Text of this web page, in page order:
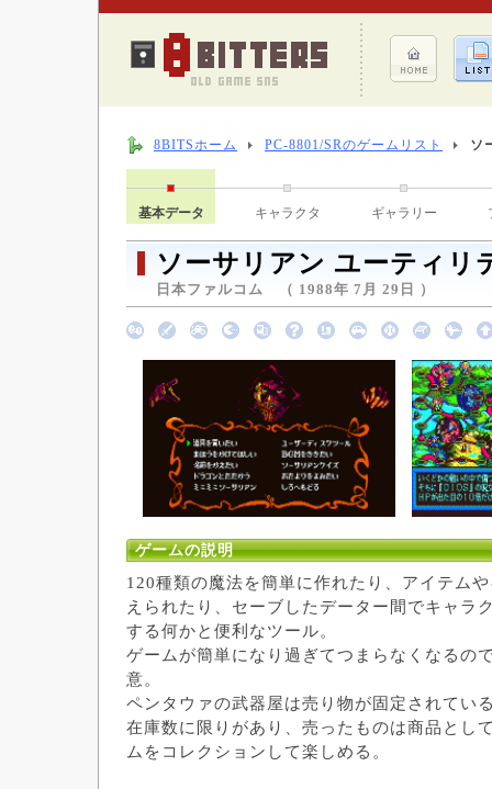
8BITSホーム PC-8801/SRのゲームリスト ソ
基本データ キャラクタ ギャラリー
ソーサリアン ユーティリ
日本ファルコム （ 1988年 7月 29日 ）
ゲームの説明
120種類の魔法を簡単に作れたり、アイテム
えられたり、セーブしたデーター間でキャラ
する何かと便利なツール。
ゲームが簡単になり過ぎてつまらなくなるの
意。
ペンタウァの武器屋は売り物が固定されてい
在庫数に限りがあり、売ったものは商品とし
ムをコレクションして楽しめる。